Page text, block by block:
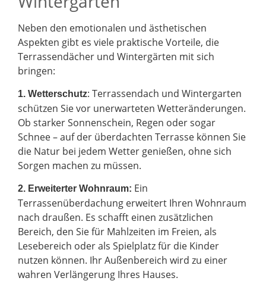
Neben den emotionalen und ästhetischen
Aspekten gibt es viele praktische Vorteile, die
Terrassendächer und Wintergärten mit sich
bringen:
1. Wetterschutz: Terrassendach und Wintergarten
schützen Sie vor unerwarteten Wetteränderungen.
Ob starker Sonnenschein, Regen oder sogar
Schnee – auf der überdachten Terrasse können Sie
die Natur bei jedem Wetter genießen, ohne sich
Sorgen machen zu müssen.
2. Erweiterter Wohnraum: Ein
Terrassenüberdachung erweitert Ihren Wohnraum
nach draußen. Es schafft einen zusätzlichen
Bereich, den Sie für Mahlzeiten im Freien, als
Lesebereich oder als Spielplatz für die Kinder
nutzen können. Ihr Außenbereich wird zu einer
wahren Verlängerung Ihres Hauses.